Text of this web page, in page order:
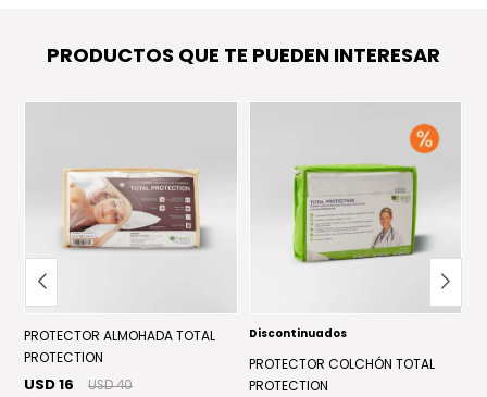
PRODUCTOS QUE TE PUEDEN INTERESAR
PROTECTOR ALMOHADA TOTAL
PROTECTION
USD 16 USD 40
Discontinuados
PROTECTOR COLCHÓN TOTAL
PROTECTION